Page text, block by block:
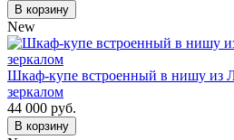
В корзину
New
Шкаф-купе встроенный в нишу из
зеркалом
44 000 руб.
В корзину